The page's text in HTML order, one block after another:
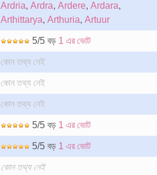
Ardria, Ardra, Ardere, Ardara,
Arthittarya, Arthuria, Artuur
5/5 বড় 1 এর ভোট
কোন তথ্য নেই
কোন তথ্য নেই
কোন তথ্য নেই
5/5 বড় 1 এর ভোট
5/5 বড় 1 এর ভোট
কোন তথ্য নেই